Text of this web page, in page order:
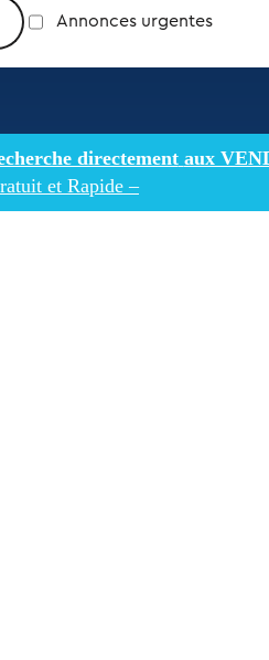
Annonces urgentes
directement aux
et Rapide –